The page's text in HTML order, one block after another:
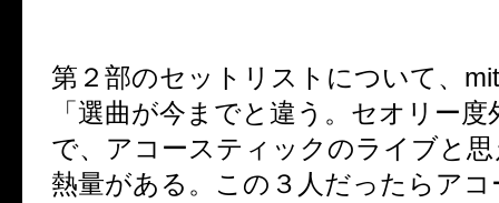
第２部のセットリストについて、
「選曲が今までと違う。セオリー度
で、アコースティックのライブと
熱量がある。この３人だったらア